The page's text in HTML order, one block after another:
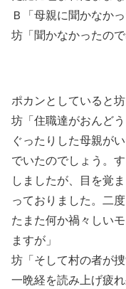
Ｂ「母親に聞かなか
坊「聞かなかったの
ポカンとしていると
坊「住職達がおんど
ぐったりした母親が
でいたのでしょう。
しましたが、目を覚
っておりました。二
たまた何か禍々しい
ますが」
坊「そして村の者が
一晩経を読み上げ疲